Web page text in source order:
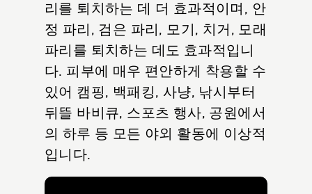
리를 퇴치하는 데 더 효과적이며, 안
정 파리, 검은 파리, 모기, 치거, 모래
파리를 퇴치하는 데도 효과적입니
다. 피부에 매우 편안하게 착용할 수
있어 캠핑, 백패킹, 사냥, 낚시부터
뒤뜰 바비큐, 스포츠 행사, 공원에서
의 하루 등 모든 야외 활동에 이상적
입니다.